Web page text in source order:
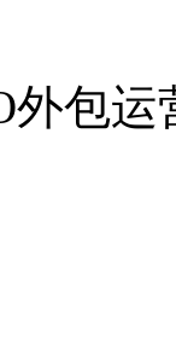
外包运